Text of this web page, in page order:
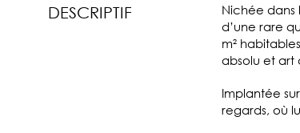
DESCRIPTIF
Nichée dans
d’une rare
m²
absolu et art
Implantée
regards, où